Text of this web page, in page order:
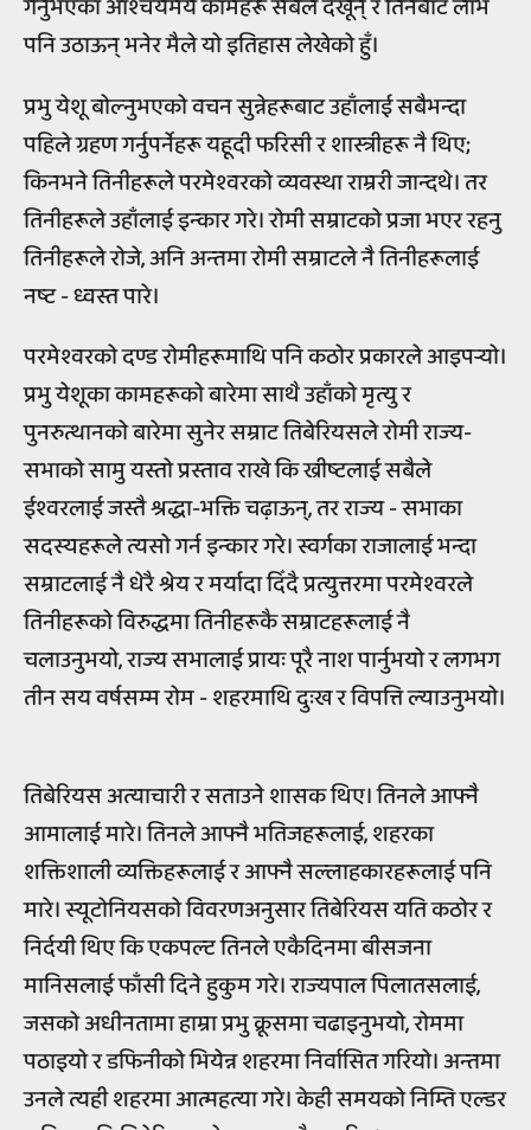
गर्नुभएका आश्चर्यमय कामहरू सबैले देखून् र तिनैबाट लाभ
पनि उठाऊन् भनेर मैले यो इतिहास लेखेको हुँ।
प्रभु येशू बोल्नुभएको वचन सुन्नेहरूबाट उहाँलाई सबैभन्दा
पहिले ग्रहण गर्नुपर्नेहरू यहूदी फरिसी र शास्त्रीहरू नै थिए;
किनभने तिनीहरूले परमेश्वरको व्यवस्था राम्ररी जान्दथे। तर
तिनीहरूले उहाँलाई इन्कार गरे। रोमी सम्राटको प्रजा भएर रहनु
तिनीहरूले रोजे, अनि अन्तमा रोमी सम्राटले नै तिनीहरूलाई
नष्ट - ध्वस्त पारे।
परमेश्वरको दण्ड रोमीहरूमाथि पनि कठोर प्रकारले आइपर्‍यो।
प्रभु येशूका कामहरूको बारेमा साथै उहाँको मृत्यु र
पुनरुत्थानको बारेमा सुनेर सम्राट तिबेरियसले रोमी राज्य-
सभाको सामु यस्तो प्रस्ताव राखे कि ख्रीष्टलाई सबैले
ईश्वरलाई जस्तै श्रद्धा-भक्ति चढ़ाऊन्, तर राज्य - सभाका
सदस्यहरूले त्यसो गर्न इन्कार गरे। स्वर्गका राजालाई भन्दा
सम्राटलाई नै धेरै श्रेय र मर्यादा दिँदै प्रत्युत्तरमा परमेश्वरले
तिनीहरूको विरुद्धमा तिनीहरूकै सम्राटहरूलाई नै
चलाउनुभयो, राज्य सभालाई प्रायः पूरै नाश पार्नुभयो र लगभग
तीन सय वर्षसम्म रोम - शहरमाथि दुःख र विपत्ति ल्याउनुभयो।
तिबेरियस अत्याचारी र सताउने शासक थिए। तिनले आफ्नै
आमालाई मारे। तिनले आफ्नै भतिजहरूलाई, शहरका
शक्तिशाली व्यक्तिहरूलाई र आफ्नै सल्लाहकारहरूलाई पनि
मारे। स्यूटोनियसको विवरणअनुसार तिबेरियस यति कठोर र
निर्दयी थिए कि एकपल्ट तिनले एकैदिनमा बीसजना
मानिसलाई फाँसी दिने हुकुम गरे। राज्यपाल पिलातसलाई,
जसको अधीनतामा हाम्रा प्रभु क्रूसमा चढाइनुभयो, रोममा
पठाइयो र डफिनीको भियेन्न शहरमा निर्वासित गरियो। अन्तमा
उनले त्यही शहरमा आत्महत्या गरे। केही समयको निम्ति एल्डर